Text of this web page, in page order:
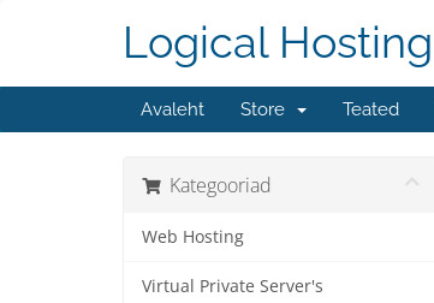
Logical Hosting
Avaleht Store Teated
Kategooriad
Web Hosting
Virtual Private Server's